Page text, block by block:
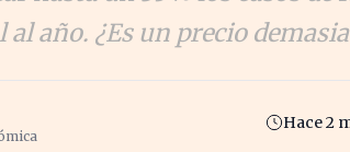
al año. ¿Es un precio
Hace 2